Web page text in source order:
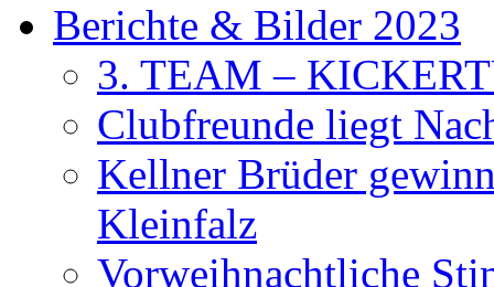
Berichte & Bilder 2023
3. TEAM –
Clubfreunde liegt
Kellner Brüder
Kleinfalz
Vorweihnachtliche